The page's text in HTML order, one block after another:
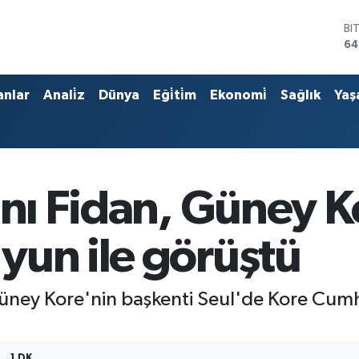
Anali̇z Dünya Eği̇ti̇m Ekonomi̇ Sağlık
Fidan, Güney
ile görüştü
Kore'nin başkenti Seul'de Kore